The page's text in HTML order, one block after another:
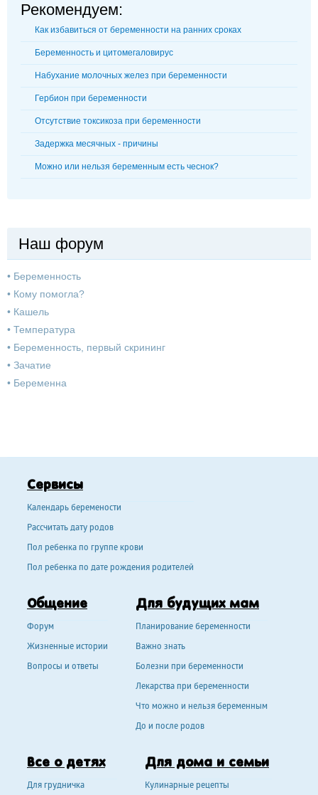
Рекомендуем:
Как избавиться от беременности на ранних сроках
Беременность и цитомегаловирус
Набухание молочных желез при беременности
Гербион при беременности
Отсутствие токсикоза при беременности
Задержка месячных - причины
Можно или нельзя беременным есть чеснок?
Наш форум
• Беременность
• Кому помогла?
• Кашель
• Температура
• Беременность, первый скрининг
• Зачатие
• Беременна
Сервисы
Календарь беремености
Рассчитать дату родов
Пол ребенка по группе крови
Пол ребенка по дате рождения родителей
Общение
Форум
Жизненные истории
Вопросы и ответы
Для будущих мам
Планирование беременности
Важно знать
Болезни при беременности
Лекарства при беременности
Что можно и нельзя беременным
До и после родов
Все о детях
Для грудничка
Для дома и семьи
Кулинарные рецепты